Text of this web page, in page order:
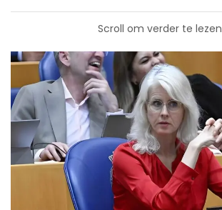
Scroll om verder te lezen